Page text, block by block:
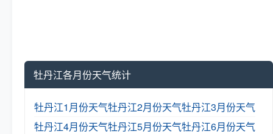
牡丹江各月份天气统计
牡丹江1月份天气牡丹江2月份天气牡丹江3月份天气
牡丹江4月份天气牡丹江5月份天气牡丹江6月份天气